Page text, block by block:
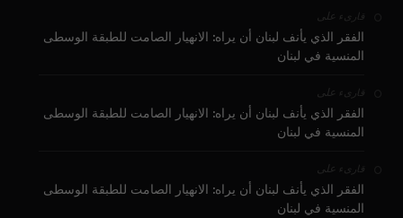
قارىء على
الفقر الذي يأنف لبنان أن يراه: الانهيار الصامت للطبقة الوسطى
المنسية في لبنان
قارىء على
الفقر الذي يأنف لبنان أن يراه: الانهيار الصامت للطبقة الوسطى
المنسية في لبنان
قارىء على
الفقر الذي يأنف لبنان أن يراه: الانهيار الصامت للطبقة الوسطى
المنسية في لبنان